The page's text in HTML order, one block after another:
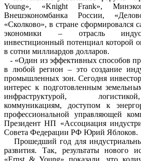
Young», «Knight Frank»,
Внешэкономбанка России,
«Сколково», в стране сформировался
экономики – отрасль
инвестиционный потенциал которой
в сотни миллиардов долларов.
- «Один из эффективных способов
в любой регион – это создание
промышленных зон. Сегодня
интерес к подготовленным
инфраструктурой,
коммуникациям, доступом к
профессиональной управляющей
Президент НП «Ассоциация
Совета Федерации РФ Юрий Яблоков.
Прошедший год для
развития. Так, результаты нового